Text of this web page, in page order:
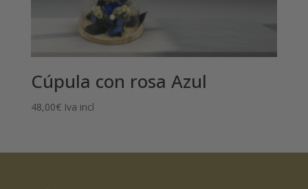
Cúpula con rosa Azul
48,00€ Iva incl